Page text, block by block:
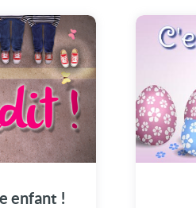
enfant !